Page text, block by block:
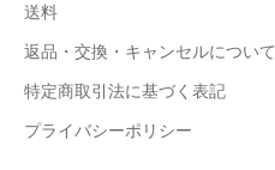
送料
返品・交換・キャンセルについて
特定商取引法に基づく表記
プライバシーポリシー